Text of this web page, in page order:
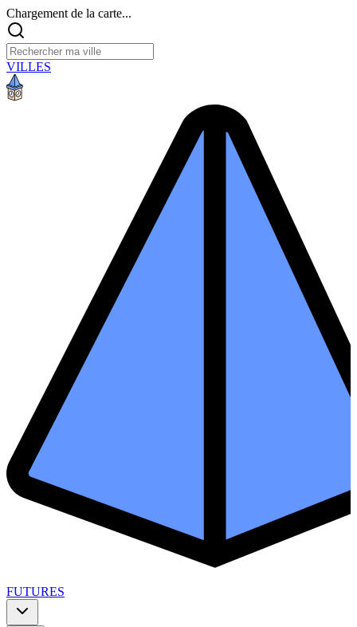
Chargement de la carte...
VILLES
FUTURES